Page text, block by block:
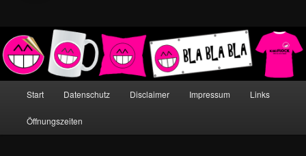
Start Datenschutz Disclaimer Impressum Links
Öffnungszeiten